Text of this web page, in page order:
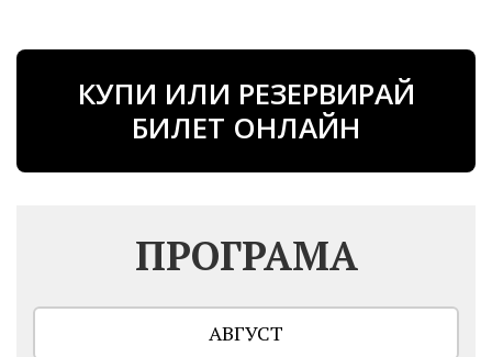
КУПИ ИЛИ РЕЗЕРВИРАЙ
БИЛЕТ ОНЛАЙН
ПРОГРАМА
АВГУСТ